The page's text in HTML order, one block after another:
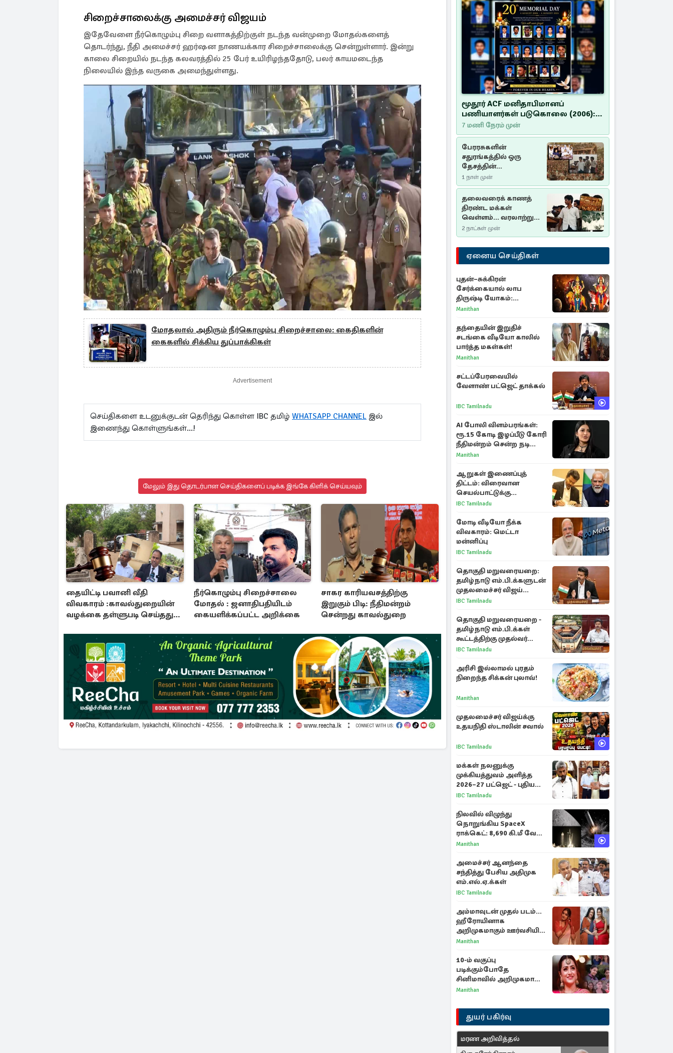
சிறைச்சாலைக்கு அமைச்சர் விஜயம்
இதேவேளை நீர்கொழும்பு சிறை வளாகத்திற்குள் நடந்த வன்முறை மோதல்களைத்
தொடர்ந்து, நீதி அமைச்சர் ஹர்ஷன நாணயக்கார சிறைச்சாலைக்கு சென்றுள்ளார். இன்று
காலை சிறையில் நடந்த கலவரத்தில் 25 பேர் உயிரிழந்ததோடு, பலர் காயமடைந்த
நிலையில் இந்த வருகை அமைந்துள்ளது.
மோதலால் அதிரும் நீர்கொழும்பு சிறைச்சாலை: கைதிகளின்
கைகளில் சிக்கிய துப்பாக்கிகள்
Advertisement
செய்திகளை உடனுக்குடன் தெரிந்து கொள்ள IBC தமிழ் WHATSAPP CHANNEL இல்
இணைந்து கொள்ளுங்கள்...!
மேலும் இது தொடர்பான செய்திகளைப் படிக்க இங்கே கிளிக் செய்யவும்
தையிட்டி பவானி வீதி
விவகாரம் :காவல்துறையின்
வழக்கை தள்ளுபடி செய்தது
நீர்கொழும்பு சிறைச்சாலை
மோதல் : ஜனாதிபதியிடம்
கையளிக்கப்பட்ட அறிக்கை
சாகர காரியவசத்திற்கு
இறுகும் பிடி: நீதிமன்றம்
சென்றது காவல்துறை
மூதூர் ACF மனிதாபிமானப்
பணியாளர்கள் படுகொலை (2006):
20 ஆண்டுகளாகியும் நீதி
மறுக்கப்பட்ட மனிதாபிமானப்
பேரவலம்
7 மணி நேரம் முன்
பேரரசுகளின்
சதுரங்கத்தில் ஒரு
தேசத்தின்
தீர்க்கதரிசனம் :
சுதுமலை பிரகடனம்
ஒரு வரலாற்றுப் பாடம்
1 நாள் முன்
தலைவரைக் காணத்
திரண்ட மக்கள்
வெள்ளம்... வரலாற்றுச்
சிறப்புமிக்க சுதுமலைப்
பிரகடனம்…
2 நாட்கள் முன்
ஏனைய செய்திகள்
புதன்–சுக்கிரன்
சேர்க்கையால் லாப
திருஷ்டி யோகம்:
அதிர்ஷ்டம் பெறும் டாப் 3
Manithan
தந்தையின் இறுதிச்
சடங்கை வீடியோ காலில்
பார்த்த மகள்கள்!
Manithan
சட்டப்பேரவையில்
வேளாண் பட்ஜெட் தாக்கல்
IBC Tamilnadu
AI போலி விளம்பரங்கள்:
ரூ.15 கோடி இழப்பீடு கோரி
நீதிமன்றம் சென்ற நடிகை
ஸ்ருதி ஹாசன்!
Manithan
ஆறுகள் இணைப்புத்
திட்டம்: விரைவான
செயல்பாட்டுக்கு
பிரதமருக்கு முதலமைச்சர்
IBC Tamilnadu
மோடி வீடியோ நீக்க
விவகாரம்: மெட்டா
மன்னிப்பு
IBC Tamilnadu
தொகுதி மறுவரையறை:
தமிழ்நாடு எம்.பி.க்களுடன்
முதலமைச்சர் விஜய்
ஆலோசனை
IBC Tamilnadu
தொகுதி மறுவரையறை -
தமிழ்நாடு எம்.பி.க்கள்
கூட்டத்திற்கு முதல்வர்
விஜய் அழைப்பு
IBC Tamilnadu
அரிசி இல்லாமல் புரதம்
நிறைந்த சிக்கன் புலாவ்!
Manithan
முதலமைச்சர் விஜய்க்கு
உதயநிதி ஸ்டாலின் சவால்
IBC Tamilnadu
மக்கள் நலனுக்கு
முக்கியத்துவம் அளித்த
2026–27 பட்ஜெட் - புதிய
நலத்திட்டங்கள்
IBC Tamilnadu
நிலவில் விழுந்து
நொறுங்கிய SpaceX
ராக்கெட்: 8,690 கி.மீ வேக
மோதலால் உருவான புதிய
Manithan
அமைச்சர் ஆனந்தை
சந்தித்து பேசிய அதிமுக
எம்.எல்.ஏ.க்கள்
IBC Tamilnadu
அம்மாவுடன் முதல் படம்...
ஹீரோயினாக
அறிமுகமாகும் ஊர்வசியின்
மகள் தேஜலட்சுமி!
Manithan
10-ம் வகுப்பு
படிக்கும்போதே
சினிமாவில் அறிமுகமான
த்ரிஷா! உண்மையை
காந்தி
Manithan
துயர் பகிர்வு
மரண அறிவித்தல்